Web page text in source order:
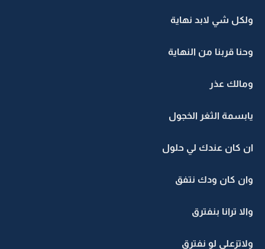
ولكل شي لابد نهاية
وحنا قربنا من النهاية
ومالك عذر
يابسمة الثغر الخجول
ان كان عندك لي حلول
وان كان ودك نتفق
والا ترانا بنفترق
ولاتزعلي لو نفترق